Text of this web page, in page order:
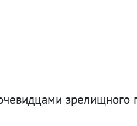
зрелищного